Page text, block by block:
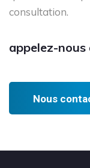
consultation.
appelez-nous
Nous